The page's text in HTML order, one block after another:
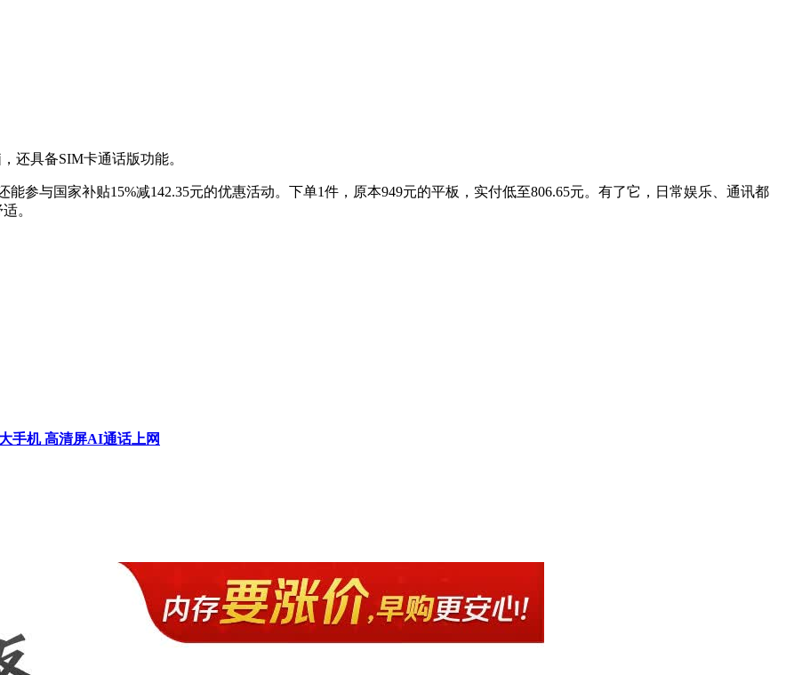
还具备SIM卡通话版功能。
参与国家补贴15%减142.35元的优惠活动。下单1件，原本949元的平板，实付低至806.65元。有了它，日常娱乐、通讯都
。
手机 高清屏AI通话上网